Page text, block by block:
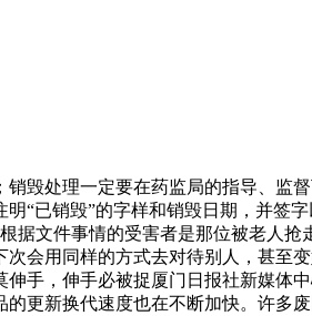
毁处理一定要在药监局的指导、监
“已销毁”的字样和销毁日期，并签
据文件事情的受害者是那位被老人
会用同样的方式去对待别人，甚至
手，伸手必被捉厦门日报社新媒
更新换代速度也在不断加快。许